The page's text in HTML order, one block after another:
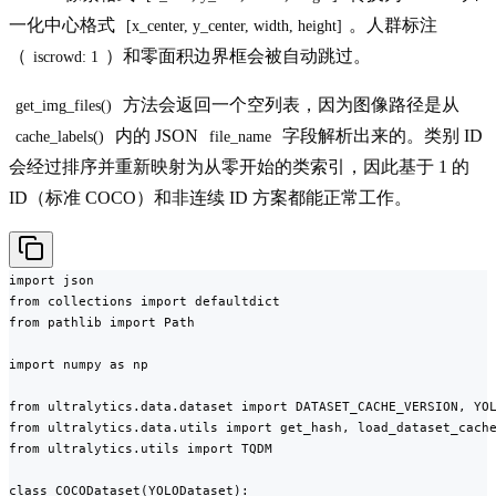
一化中心格式
[x_center, y_center, width, height]
。人群标注
（ iscrowd: 1 ）和零面积边界框会被自动跳过。
get_img_files() 方法会返回一个空列表，因为图像路径是从
cache_labels() 内的 JSON file_name
字段解析出来的。类别 ID
会经过排序并重新映射为从零开始的类索引，因此基于 1 的
ID（标准 COCO）和非连续 ID 方案都能正常工作。
import json
from collections import defaultdict
from pathlib import Path
import numpy as np
from ultralytics.data.dataset import DATASET_CACHE_VERSION,
from ultralytics.data.utils import get_hash,
from ultralytics.utils import TQDM
class COCODataset(YOLODataset):